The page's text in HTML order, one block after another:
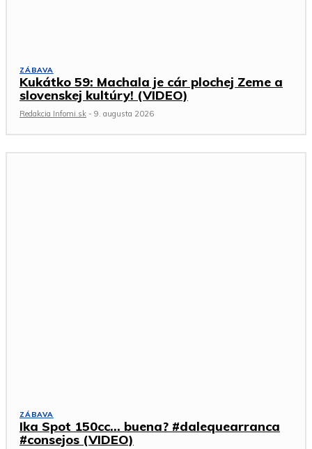
ZÁBAVA
Kukátko 59: Machala je cár plochej Zeme a
slovenskej kultúry! (VIDEO)
Redakcia Infomi.sk - 9. augusta 2026
ZÁBAVA
Ika Spot 150cc… buena? #dalequearranca
#consejos (VIDEO)